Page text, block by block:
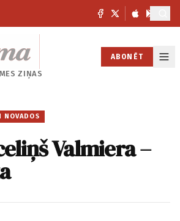
ZIŅAS
ABONĒT
NOVADOS
Valmiera –